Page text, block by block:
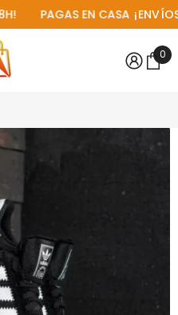
PAGAS EN CASA ¡ENVÍOS
0
0